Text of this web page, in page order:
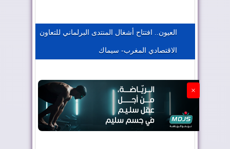
الجزائر تستسلم لفرنسا
العيون.. افتتاح أشغال المنتدى البرلماني للتعاون
الاقتصادي المغرب- سيماك
×